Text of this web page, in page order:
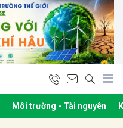
Môi trường - Tài nguyên